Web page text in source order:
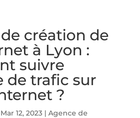
création de
à Lyon :
suivre
de trafic sur
?
Mar 12, 2023| Agence de